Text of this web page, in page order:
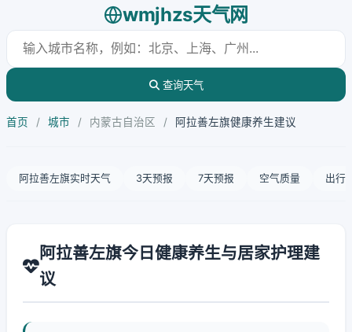
wmjhzs天气网
查询天气
首页 / 城市 / 内蒙古自治区 / 阿拉善左旗健康养生建议
阿拉善左旗实时天气 3天预报 7天预报 空气质量 出行
阿拉善左旗今日健康养生与居家护理建
议